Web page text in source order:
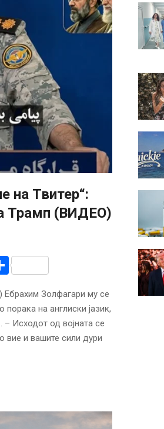
на Твитер“:
Трамп (ВИДЕО)
Share
Ебрахим Золфагари му се
на англиски јазик,
– Исходот од војната се
вие и вашите сили дури